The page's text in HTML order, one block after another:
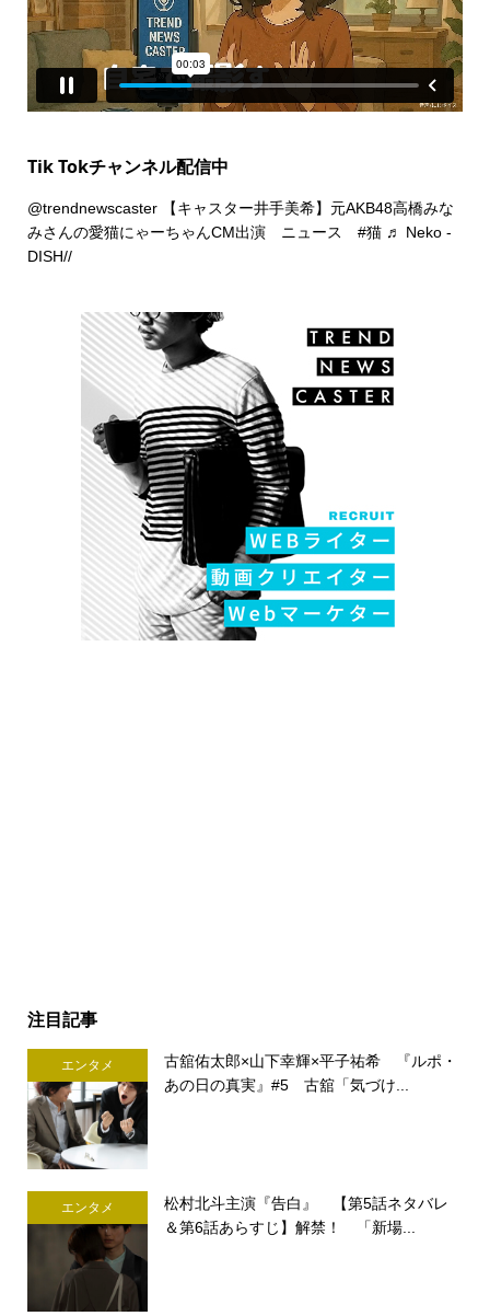
Tik Tokチャンネル配信中
@trendnewscaster【キャスター井手美希】元AKB48高橋みな
みさんの愛猫にゃーちゃんCM出演 ニュース #猫 ♬ Neko -
DISH//
注目記事
エンタメ
古舘佑太郎×山下幸輝×平子祐希 『ルポ・
あの日の真実』#5 古舘「気づけ...
エンタメ
松村北斗主演『告白』 【第5話ネタバレ
＆第6話あらすじ】解禁！ 「新場...